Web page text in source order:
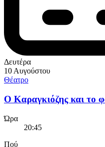
Δευτέρα
10 Αυγούστου
Θέατρο
Ο Καραγκιόζης και το
Ώρα
20:45
Πού